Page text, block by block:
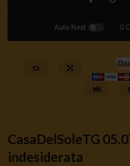
Auto Next 0
CasaDelSoleTG
indesiderata